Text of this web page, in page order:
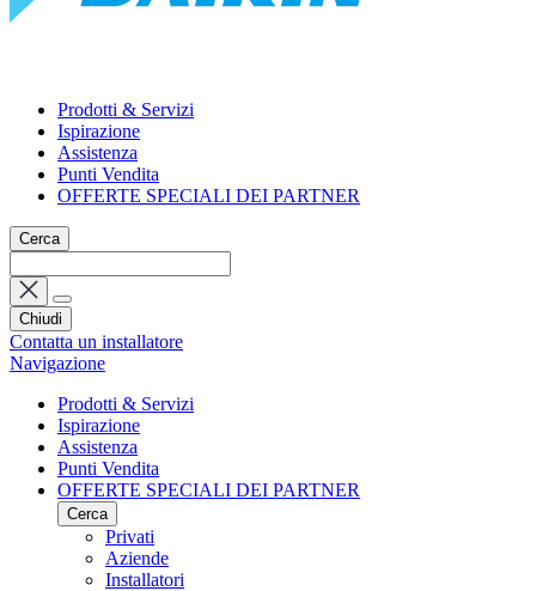
Prodotti & Servizi
Ispirazione
Assistenza
Punti Vendita
OFFERTE SPECIALI DEI PARTNER
Cerca
Chiudi
Contatta un installatore
Navigazione
Prodotti & Servizi
Ispirazione
Assistenza
Punti Vendita
OFFERTE SPECIALI DEI PARTNER
Cerca
Privati
Aziende
Installatori